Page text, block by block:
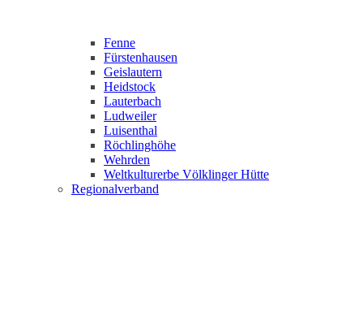
Fenne
Fürstenhausen
Geislautern
Heidstock
Lauterbach
Ludweiler
Luisenthal
Röchlinghöhe
Wehrden
Weltkulturerbe Völklinger Hütte
Regionalverband